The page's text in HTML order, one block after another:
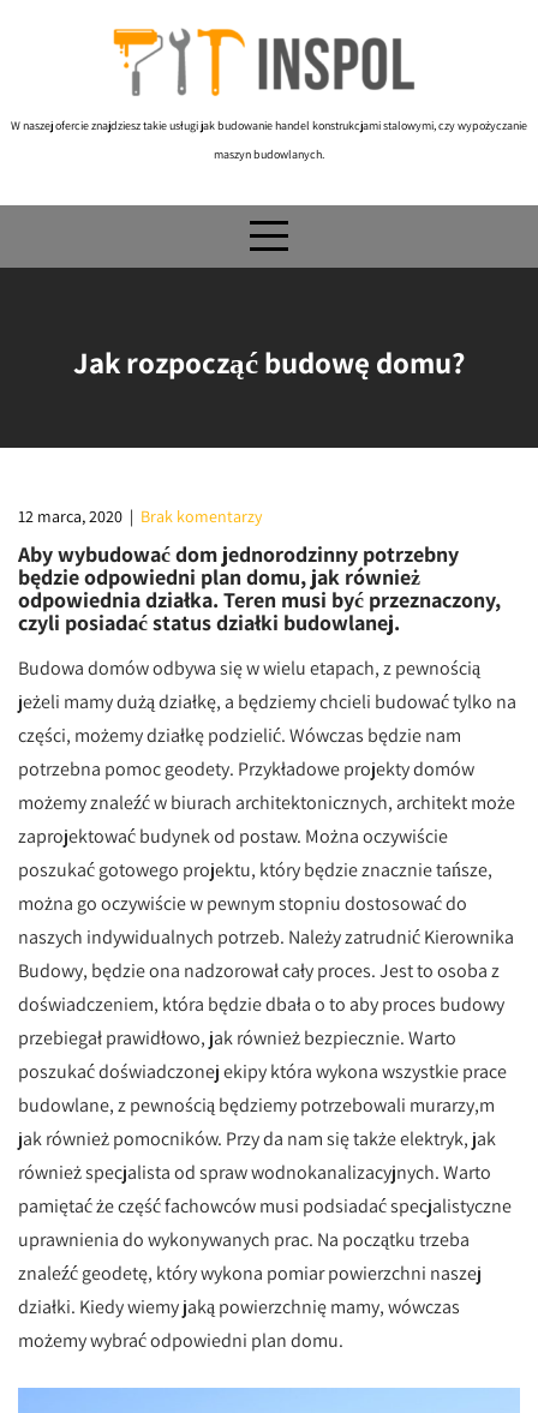
W naszej ofercie znajdziesz takie usługi jak budowanie handel konstrukcjami stalowymi, czy wypożyczanie
maszyn budowlanych.
Jak rozpocząć budowę domu?
12 marca, 2020 | Brak komentarzy
Aby wybudować dom jednorodzinny potrzebny
będzie odpowiedni plan domu, jak również
odpowiednia działka. Teren musi być przeznaczony,
czyli posiadać status działki budowlanej.
Budowa domów odbywa się w wielu etapach, z pewnością
jeżeli mamy dużą działkę, a będziemy chcieli budować tylko na
części, możemy działkę podzielić. Wówczas będzie nam
potrzebna pomoc geodety. Przykładowe projekty domów
możemy znaleźć w biurach architektonicznych, architekt może
zaprojektować budynek od postaw. Można oczywiście
poszukać gotowego projektu, który będzie znacznie tańsze,
można go oczywiście w pewnym stopniu dostosować do
naszych indywidualnych potrzeb. Należy zatrudnić Kierownika
Budowy, będzie ona nadzorował cały proces. Jest to osoba z
doświadczeniem, która będzie dbała o to aby proces budowy
przebiegał prawidłowo, jak również bezpiecznie. Warto
poszukać doświadczonej ekipy która wykona wszystkie prace
budowlane, z pewnością będziemy potrzebowali murarzy,m
jak również pomocników. Przy da nam się także elektryk, jak
również specjalista od spraw wodnokanalizacyjnych. Warto
pamiętać że część fachowców musi podsiadać specjalistyczne
uprawnienia do wykonywanych prac. Na początku trzeba
znaleźć geodetę, który wykona pomiar powierzchni naszej
działki. Kiedy wiemy jaką powierzchnię mamy, wówczas
możemy wybrać odpowiedni plan domu.